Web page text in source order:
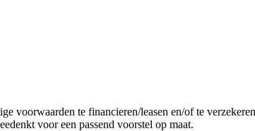
voorwaarden te financieren/leasen en/of te
voor een passend voorstel op maat.